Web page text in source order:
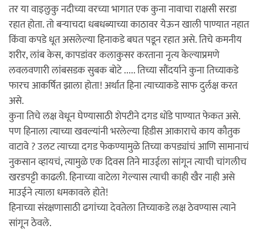
तर या वाइलुकु नदीच्या वरच्या भागात एक कुना नावाचा राक्षसी सरडा
रहात होता. तो बर्‍याचदा धबधब्याच्या काठावर येऊन खाली पाण्यात नहात
किंवा कपडे धूत असलेल्या हिनाकडे बघत पडून रहात असे. तिचे कमनीय
शरीर, लांब केस, कापडांवर कलाकुसर करताना नृत्य केल्याप्रमणे
लवलवणारी लांबसडक सुबक बोटे ..... तिच्या सौंदर्याने कुना तिच्याकडे
फारच आकर्षित झाला होता! अर्थात हिना त्याच्याकडे साफ दुर्लक्ष करत
असे.
कुना तिचे लक्ष वेधून घेण्यासाठी शेपटीने दगड धोंडे पाण्यात फेकत असे.
पण हिनाला त्याच्या खवल्यांनी भरलेल्या हिडीस आकाराचे काय कौतुक
वाटावे ? उलट त्याच्या दगड फेकण्यामुळे तिच्या कपड्यांचं आणि सामानाचं
नुकसान व्हायचं, त्यामुळे एक दिवस तिने माउईला सांगून त्याची चांगलीच
खरडपट्टी काढली. हिनाच्या वाटेला गेल्यास त्याची काही खैर नाही असे
माउईने त्याला धमकावले होते!
हिनाच्या संरक्षणासाठी ढगांच्या देवतेला तिच्याकडे लक्ष ठेवण्यास त्याने
सांगून ठेवले.